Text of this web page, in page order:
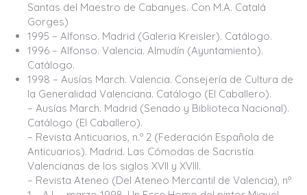
Santas del Maestro de Cabanyes. Con M.A. Catalá
Gorges)
1995 – Alfonso. Madrid (Galeria Kreisler). Catálogo.
1996 – Alfonso. Valencia. Almudín (Ayuntamiento).
Catálogo.
1998 – Ausías March. Valencia. Consejería de Cultura de
la Generalidad Valenciana. Catálogo (El Caballero).
– Ausías March. Madrid (Senado y Biblioteca Nacional).
Catálogo (El Caballero).
– Revista Anticuarios, n.º 2 (Federación Española de
Anticuarios). Madrid. Las Cómodas de Sacristía
Valencianas de los siglos XVII y XVIII.
– Revista Ateneo (Del Ateneo Mercantil de Valencia), nº